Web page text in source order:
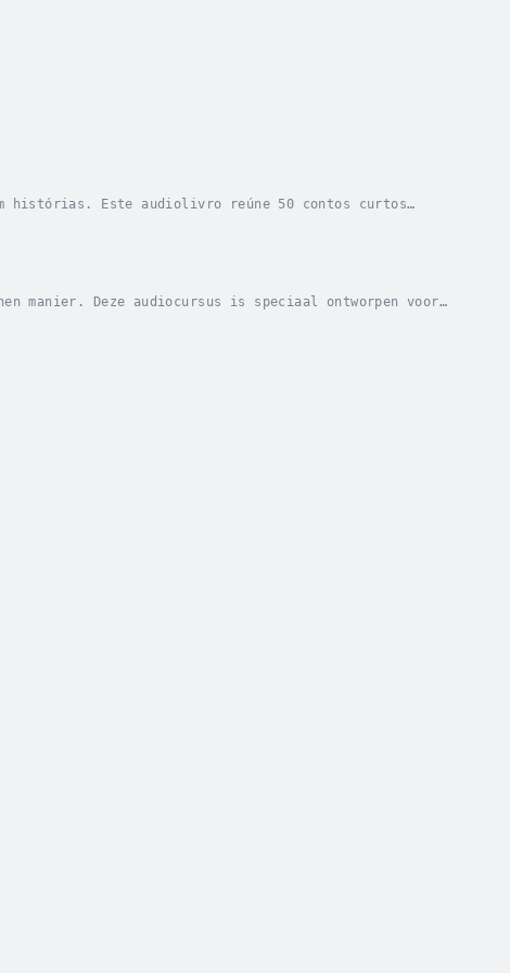
histórias. Este audiolivro reúne 50 contos curtos
manier. Deze audiocursus is speciaal ontworpen voor